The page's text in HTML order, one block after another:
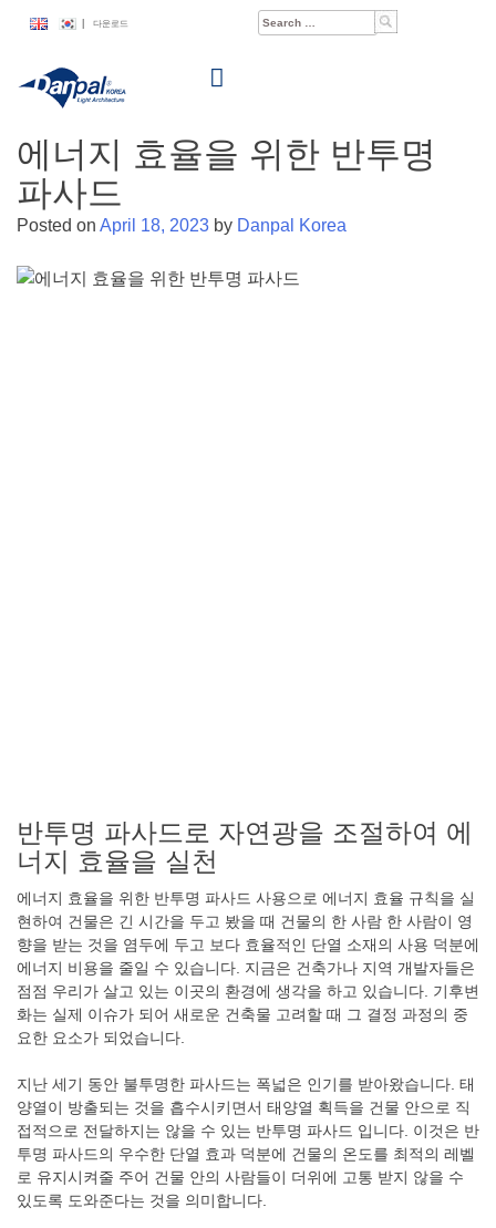
content
Search
다운로드
에너지 효율을 위한 반투명
파사드
Posted on April 18, 2023 by Danpal Korea
반투명 파사드로 자연광을 조절하여 에
너지 효율을 실천
에너지 효율을 위한 반투명 파사드 사용으로 에너지 효율 규칙을 실
현하여 건물은 긴 시간을 두고 봤을 때 건물의 한 사람 한 사람이 영
향을 받는 것을 염두에 두고 보다 효율적인 단열 소재의 사용 덕분에
에너지 비용을 줄일 수 있습니다. 지금은 건축가나 지역 개발자들은
점점 우리가 살고 있는 이곳의 환경에 생각을 하고 있습니다. 기후변
화는 실제 이슈가 되어 새로운 건축물 고려할 때 그 결정 과정의 중
요한 요소가 되었습니다.
지난 세기 동안 불투명한 파사드는 폭넓은 인기를 받아왔습니다. 태
양열이 방출되는 것을 흡수시키면서 태양열 획득을 건물 안으로 직
접적으로 전달하지는 않을 수 있는 반투명 파사드 입니다. 이것은 반
투명 파사드의 우수한 단열 효과 덕분에 건물의 온도를 최적의 레벨
로 유지시켜줄 주어 건물 안의 사람들이 더위에 고통 받지 않을 수
있도록 도와준다는 것을 의미합니다.